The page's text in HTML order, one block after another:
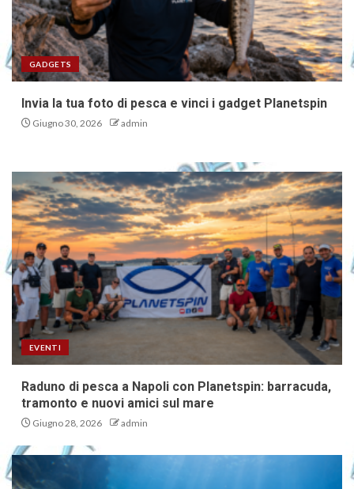
GADGETS
Invia la tua foto di pesca e vinci i gadget Planetspin
Giugno 30, 2026 admin
EVENTI
Raduno di pesca a Napoli con Planetspin: barracuda,
tramonto e nuovi amici sul mare
Giugno 28, 2026 admin